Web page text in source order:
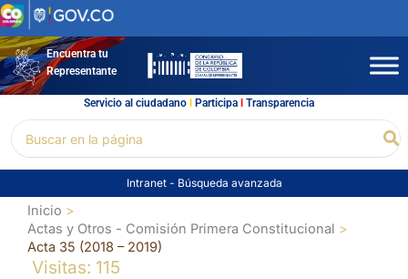
Ir
al
contenidoEncuentra tu
Representante
Servicio al ciudadano l Participal Transparencia
por:
Intranet - Búsqueda avanzada
Inicio
Actas y Otros - Comisión Primera Constitucional
Acta 35 (2018 – 2019)
Visitas: 115